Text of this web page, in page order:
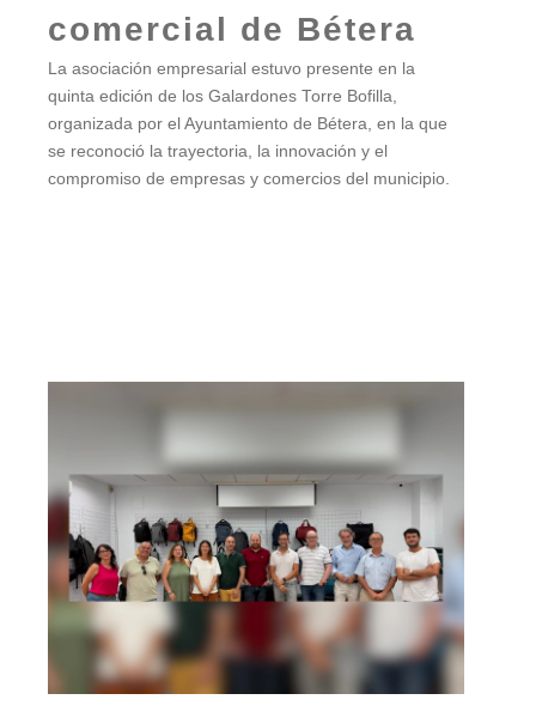
comercial de Bétera
La asociación empresarial estuvo presente en la
quinta edición de los Galardones Torre Bofilla,
organizada por el Ayuntamiento de Bétera, en la que
se reconoció la trayectoria, la innovación y el
compromiso de empresas y comercios del municipio.